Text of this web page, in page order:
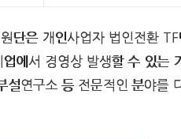
단은 개인사업자 법인전환
업에서 경영상 발생할 수 있는
설연구소 등 전문적인 분야를